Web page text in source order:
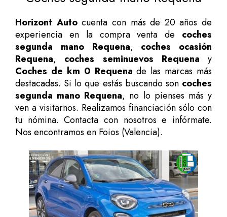
Horizont Autocuenta con más de 20 años de
experiencia en la compra venta de coches
segunda mano Requena, coches ocasión
Requena, coches seminuevos Requena y
Coches de km 0 Requena de las marcas más
destacadas. Si lo que estás buscando son coches
segunda mano Requena, no lo pienses más y
ven a visitarnos. Realizamos financiación sólo con
tu nómina. Contacta con nosotros e infórmate.
Nos encontramos en Foios (Valencia).